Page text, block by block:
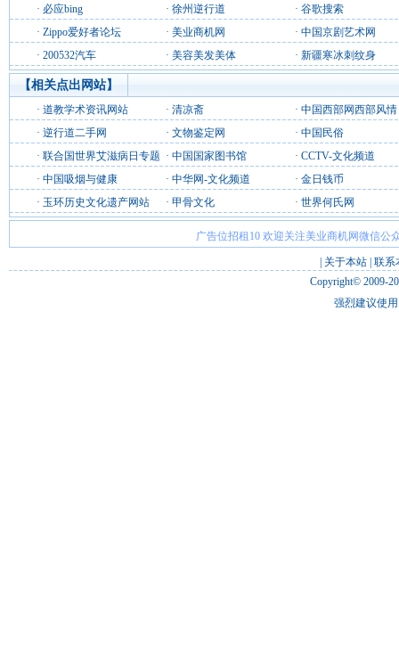
· 必应bing · 徐州逆行道 · 谷歌搜索
· Zippo爱好者论坛 · 美业商机网 · 中国京剧艺术网
· 200532汽车 · 美容美发美体 · 新疆寒冰刺纹身
【相关点出网站】
· 道教学术资讯网站 · 清凉斋 · 中国西部网西部风情
· 逆行道二手网 · 文物鉴定网 · 中国民俗
· 联合国世界艾滋病日专题 · 中国国家图书馆 · CCTV-文化频道
· 中国吸烟与健康 · 中华网-文化频道 · 金日钱币
· 玉环历史文化遗产网站 · 甲骨文化 · 世界何氏网
广告位招租10 欢迎关注美业商机网微信公
关于本站 联系
Copyright© 2009-
强烈建议使